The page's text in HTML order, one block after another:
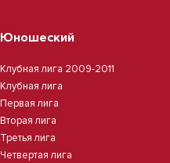
Юношеский
Клубная лига 2009-2011
Клубная лига
Первая лига
Вторая лига
Третья лига
Четвертая лига